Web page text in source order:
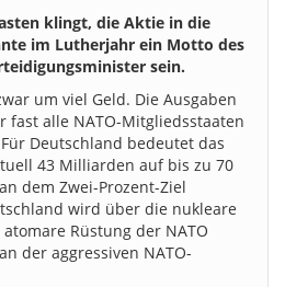
klingt, die Aktie in die
im Lutherjahr ein Motto des
sein.
um viel Geld. Die Ausgaben
fast alle NATO-Mitgliedsstaaten
Deutschland bedeutet das
43 Milliarden auf bis zu 70
dem Zwei-Prozent-Ziel
wird über die nukleare
Rüstung der NATO
der aggressiven NATO-